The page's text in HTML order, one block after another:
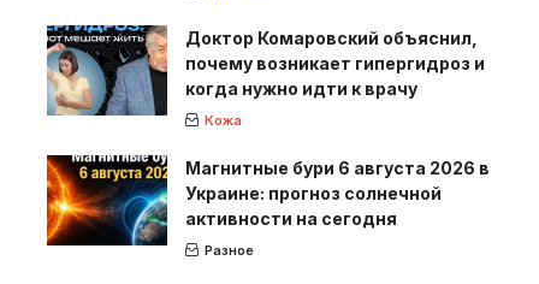
Доктор Комаровский объяснил,
почему возникает гипергидроз и
когда нужно идти к врачу
Кожа
Магнитные бури 6 августа 2026 в
Украине: прогноз солнечной
активности на сегодня
Разное